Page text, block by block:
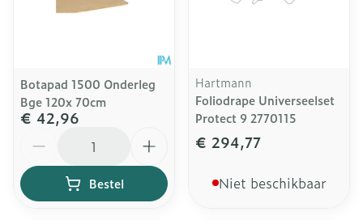
Botapad 1500 Onderleg
Bge 120x 70cm
€ 42,96
Bestel
Hartmann
Foliodrape Universeelset
Protect 9 2770115
€ 294,77
Niet beschikbaar